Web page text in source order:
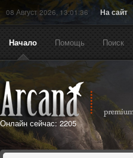
08 Август 2026, 13:01:36 На сайт
Начало Помощь Поиск
Онлайн сейчас: 2205